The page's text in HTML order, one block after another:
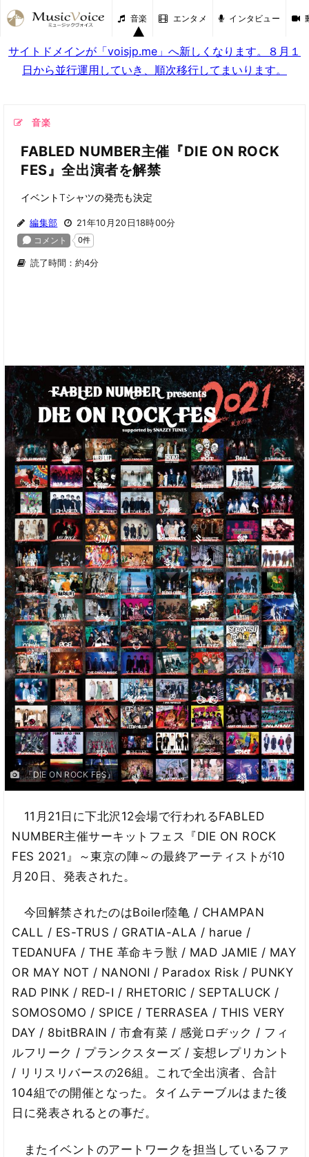
音楽 エンタメ インタビュー
サイトドメインが「voisjp.me」へ新しくなります。８月１
日から並行運用していき、順次移行してまいります。
音楽
FABLED NUMBER主催『DIE ON ROCK
FES』全出演者を解禁
イベントTシャツの発売も決定
編集部 21年10月20日18時00分
読了時間：約4分
『DIE ON ROCK FES』
11月21日に下北沢12会場で行われるFABLED
NUMBER主催サーキットフェス『DIE ON ROCK
FES 2021』～東京の陣～の最終アーティストが10
月20日、発表された。
今回解禁されたのはBoiler陸亀 / CHAMPAN
CALL / ES-TRUS / GRATIA-ALA / harue /
TEDANUFA / THE 革命キラ獣 / MAD JAMIE / MAY
OR MAY NOT / NANONI / Paradox Risk / PUNKY
RAD PINK / RED-I / RHETORIC / SEPTALUCK /
SOMOSOMO / SPICE / TERRASEA / THIS VERY
DAY / 8bitBRAIN / 市倉有菜 / 感覚ロヂック / フィ
ルフリーク / プランクスターズ / 妄想レプリカント
/ リリスリバースの26組。これで全出演者、合計
104組での開催となった。タイムテーブルはまた後
日に発表されるとの事だ。
またイベントのアートワークを担当しているファ